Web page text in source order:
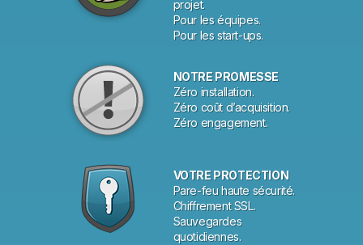
projet.
Pour les équipes.
Pour les start-ups.
NOTRE PROMESSE
Zéro installation.
Zéro coût d’acquisition.
Zéro engagement.
VOTRE PROTECTION
Pare-feu haute sécurité.
Chiffrement SSL.
Sauvegardes
quotidiennes.